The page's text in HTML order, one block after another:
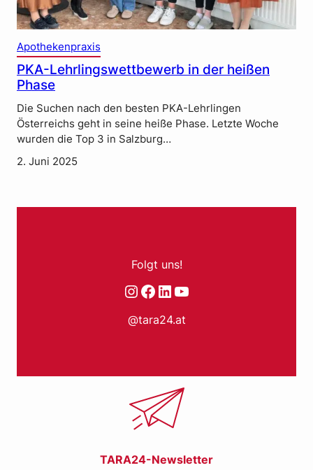
Apothekenpraxis
PKA-Lehrlingswettbewerb in der heißen
Phase
Die Suchen nach den besten PKA-Lehrlingen
Österreichs geht in seine heiße Phase. Letzte Woche
wurden die Top 3 in Salzburg…
2. Juni 2025
Folgt uns!
Instagram Facebook LinkedIn YouTube
@tara24.at
TARA24-Newsletter